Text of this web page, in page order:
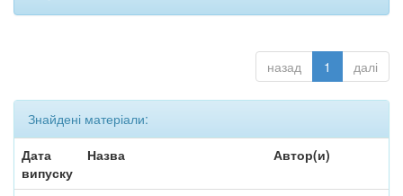
назад 1 далі
Знайдені матеріали:
Дата
випуску
Назва Автор(и)